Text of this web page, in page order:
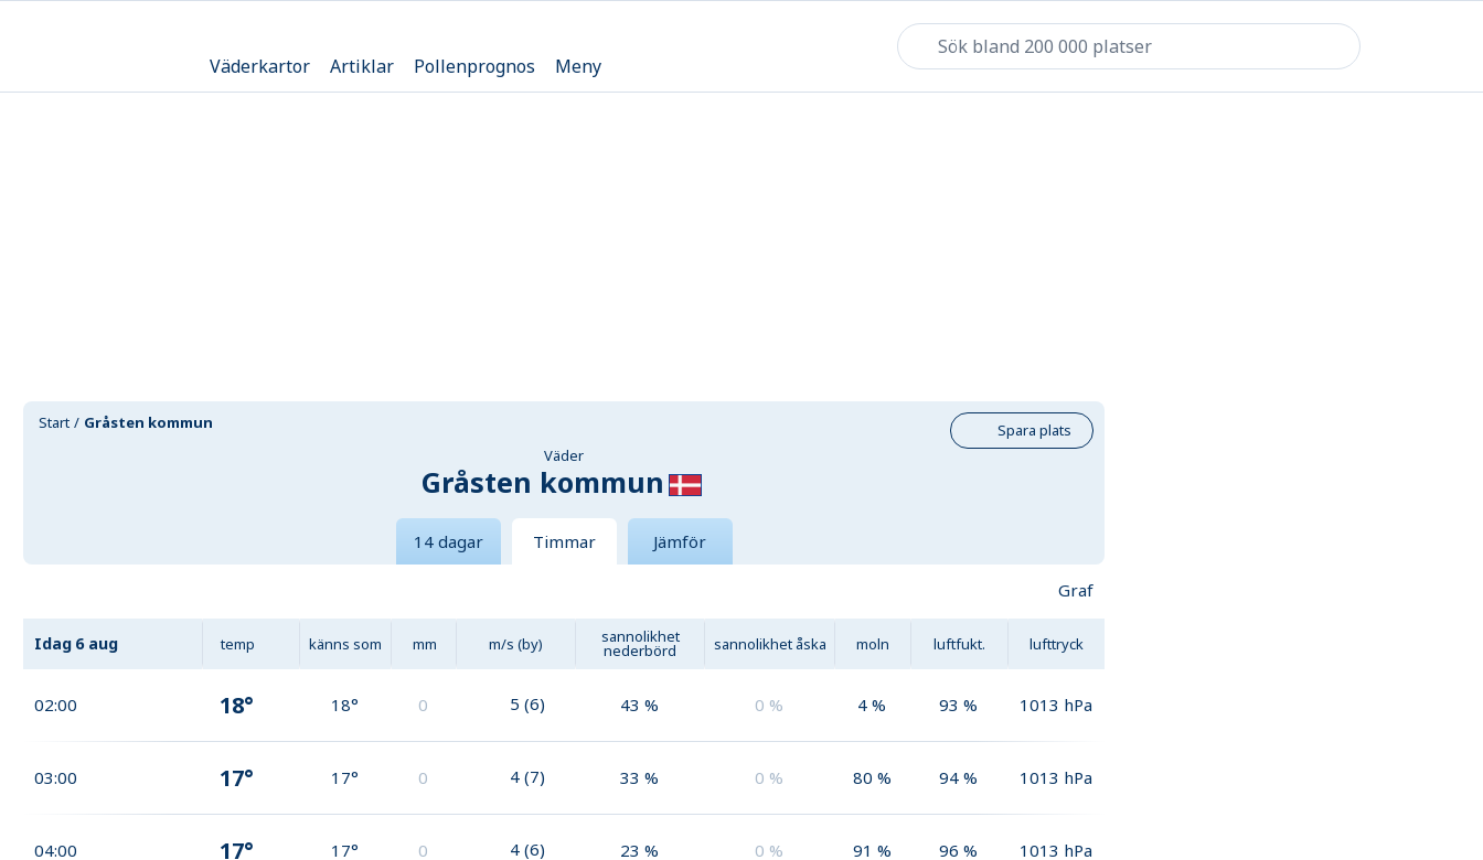
Väderkartor Artiklar Pollenprognos Meny
Start Gråsten kommun
Spara plats
Väder
Gråsten kommun
14 dagar Timmar Jämför
Graf
Idag 6 aug temp känns som mm m/s (by) sannolikhet
nederbörd sannolikhet åska moln luftfukt. lufttryck
02:00 18° 18° 0 5 (6) 43 % 0 % 4 % 93 % 1013 hPa
03:00 17° 17° 0 4 (7) 33 % 0 % 80 % 94 % 1013 hPa
04:00 17° 17° 0 4 (6) 23 % 0 % 91 % 96 % 1013 hPa